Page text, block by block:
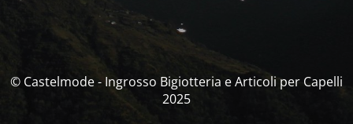
© Castelmode - Ingrosso Bigiotteria e Articoli per Capelli
2025